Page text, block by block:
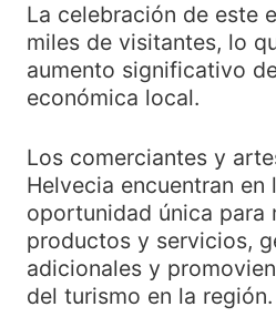
La celebración de este
miles de visitantes, lo
aumento significativo
económica local.
Los comerciantes y
Helvecia encuentran en
oportunidad única para
productos y servicios,
adicionales y
del turismo en la región.